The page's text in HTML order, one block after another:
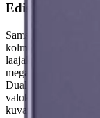
Edistynyt
Samsung Galaxy
kolminkertaisella
laajakulmalinssi, 12
megapikselin
Dual Tele Zoom
valokuvien ja
kuvat kaikissa